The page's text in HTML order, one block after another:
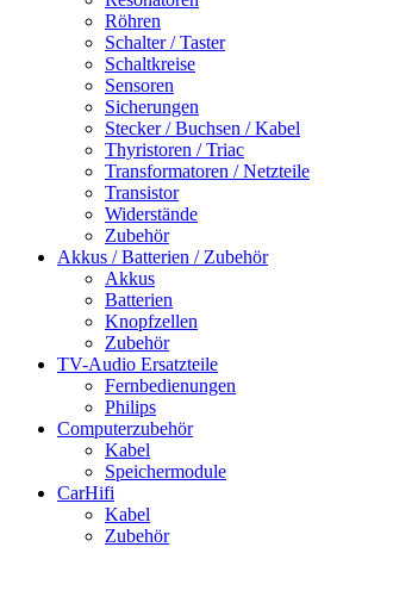
Röhren
Schalter / Taster
Schaltkreise
Sensoren
Sicherungen
Stecker / Buchsen / Kabel
Thyristoren / Triac
Transformatoren / Netzteile
Transistor
Widerstände
Zubehör
Akkus / Batterien / Zubehör
Akkus
Batterien
Knopfzellen
Zubehör
TV-Audio Ersatzteile
Fernbedienungen
Philips
Computerzubehör
Kabel
Speichermodule
CarHifi
Kabel
Zubehör